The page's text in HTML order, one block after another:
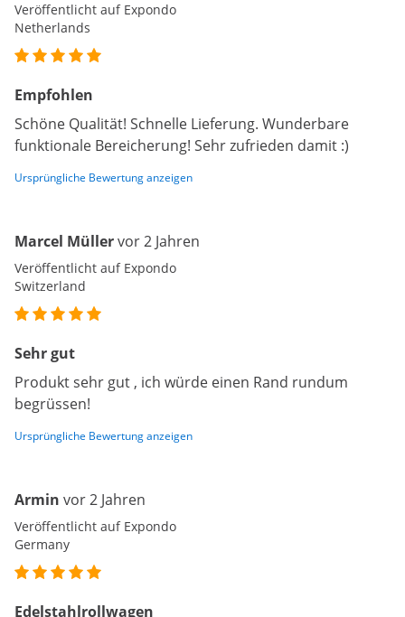
Veröffentlicht auf Expondo
Netherlands
Empfohlen
Schöne Qualität! Schnelle Lieferung. Wunderbare
funktionale Bereicherung! Sehr zufrieden damit :)
Ursprüngliche Bewertung anzeigen
Marcel Müllervor 2 Jahren
Veröffentlicht auf Expondo
Switzerland
Sehr gut
Produkt sehr gut , ich würde einen Rand rundum
begrüssen!
Ursprüngliche Bewertung anzeigen
Armin vor 2 Jahren
Veröffentlicht auf Expondo
Germany
Edelstahlrollwagen